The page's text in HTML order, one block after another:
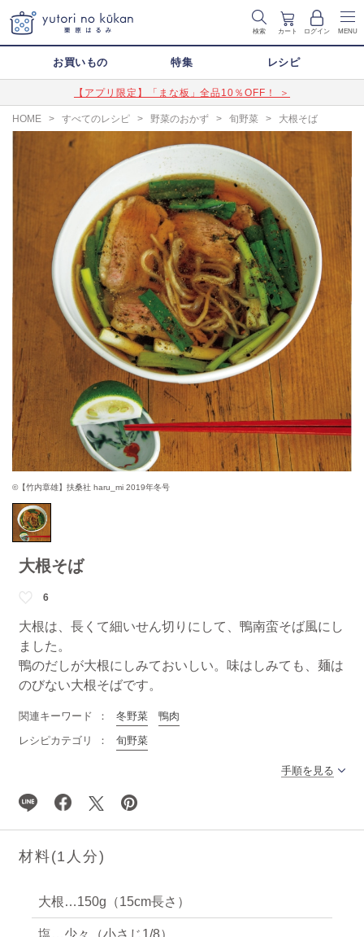
検索 カート ログイン MENU
お買いもの 特集 レシピ
【アプリ限定】「まな板」全品10％OFF！ ＞
HOME > すべてのレシピ > 野菜のおかず > 旬野菜 > 大根そば
©【竹内章雄】扶桑社 haru_mi 2019年冬号
大根そば
6
大根は、長くて細いせん切りにして、鴨南蛮そば風にし
ました。
鴨のだしが大根にしみておいしい。味はしみても、麺は
のびない大根そばです。
関連キーワード 冬野菜
鴨肉
レシピカテゴリ
旬野菜
手順を見る
材料(1 人分)
大根…150g（15cm長さ）
塩…少々（小さじ1/8）